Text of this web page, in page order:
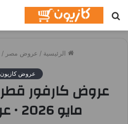
عن
الرئيسية / عروض مصر /
عروض كازيون
مايو 2026 • عروض نت